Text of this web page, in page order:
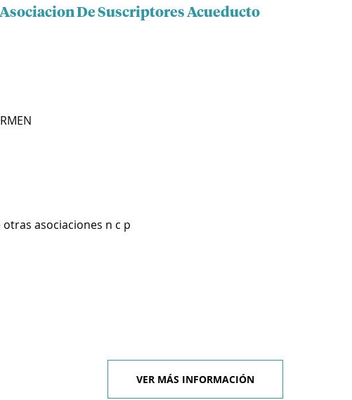
De Suscriptores Acueducto
asociaciones n c p
VER MÁS INFORMACIÓN